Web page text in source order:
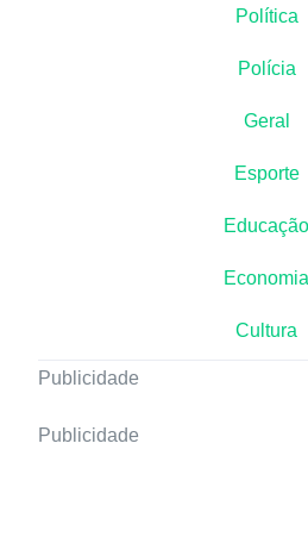
Política
Polícia
Geral
Esporte
Educação
Economia
Cultura
Publicidade
Publicidade